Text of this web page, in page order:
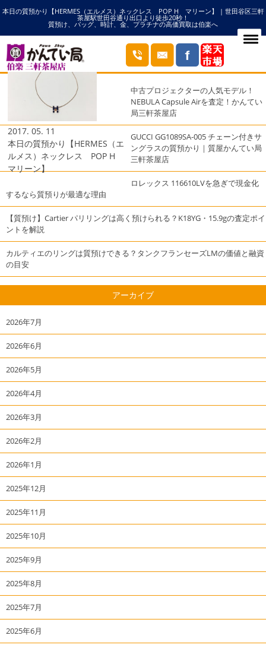
本日の質預かり【HERMES（エルメス）ネックレス POP H マリーン】 | 世田谷区三軒
茶屋駅世田谷通り出口より徒歩20秒！
質預け、バッグ、時計、金、プラチナの高価買取は伯楽へ
HOME POP Hの記事一覧
ブログ
2017. 05. 11
本日の質預かり【HERMES（エ
ルメス）ネックレス POP H
マリーン】
最近の投稿
中古プロジェクターの人気モデル！
NEBULA Capsule Airを査定！かんてい
局三軒茶屋店
GUCCI GG1089SA-005 チェーン付きサ
ングラスの質預かり｜質屋かんてい局
三軒茶屋店
ロレックス 116610LVを急ぎで現金化
するなら質預りが最適な理由
【質預け】Cartier パリリングは高く預けられる？K18YG・15.9gの査定ポイ
ントを解説
カルティエのリングは質預けできる？タンクフランセーズLMの価値と融資
の目安
アーカイブ
2026年7月
2026年6月
2026年5月
2026年4月
2026年3月
2026年2月
2026年1月
2025年12月
2025年11月
2025年10月
2025年9月
2025年8月
2025年7月
2025年6月